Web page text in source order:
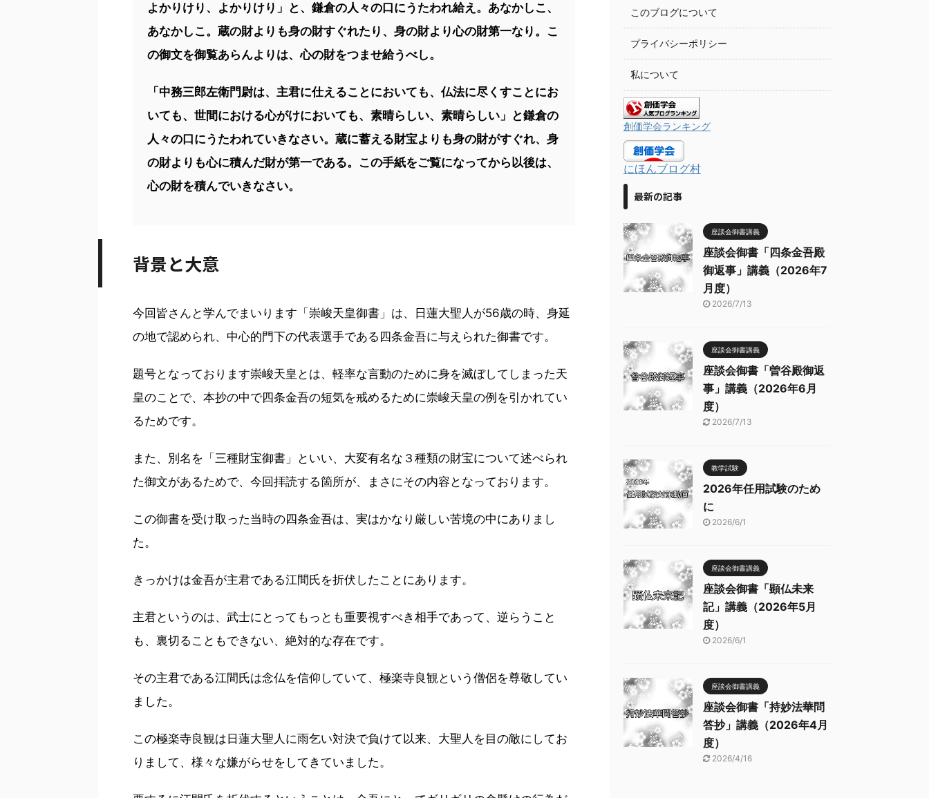
よかりけり、よかりけり」と、鎌倉の人々の口にうたわれ給え。あなかしこ、
あなかしこ。蔵の財よりも身の財すぐれたり、身の財より心の財第一なり。こ
の御文を御覧あらんよりは、心の財をつませ給うべし。
「中務三郎左衛門尉は、主君に仕えることにおいても、仏法に尽くすことにお
いても、世間における心がけにおいても、素晴らしい、素晴らしい」と鎌倉の
人々の口にうたわれていきなさい。蔵に蓄える財宝よりも身の財がすぐれ、身
の財よりも心に積んだ財が第一である。この手紙をご覧になってから以後は、
心の財を積んでいきなさい。
背景と大意
今回皆さんと学んでまいります「崇峻天皇御書」は、日蓮大聖人が56歳の時、身延
の地で認められ、中心的門下の代表選手である四条金吾に与えられた御書です。
​​題号となっております崇峻天皇とは、軽率な言動のために身を滅ぼしてしまった天
皇のことで、本抄の中で四条金吾の短気を戒めるために崇峻天皇の例を引かれてい
るためです。
また、別名を「三種財宝御書」といい、大変有名な３種類の財宝について述べられ
た御文があるためで、今回拝読する箇所が、まさにその内容となっております。
この御書を受け取った当時の四条金吾は、実はかなり厳しい苦境の中にありまし
た。
きっかけは金吾が主君である江間氏を折伏したことにあります。
主君というのは、武士にとってもっとも重要視すべき相手であって、逆らうこと
も、裏切ることもできない、絶対的な存在です。
その主君である江間氏は念仏を信仰していて、極楽寺良観という僧侶を尊敬してい
ました。
この極楽寺良観は日蓮大聖人に雨乞い対決で負けて以来、大聖人を目の敵にしてお
りまして、様々な嫌がらせをしてきていました。
このブログについて
プライバシーポリシー
私について
創価学会ランキング
にほんブログ村
最新の記事
座談会御書講義
座談会御書「四条金吾殿
御返事」講義（2026年7
月度）
2026/7/13
座談会御書講義
座談会御書「曽谷殿御返
事」講義（2026年6月
度）
2026/7/13
教学試験
2026年任用試験のため
に
2026/6/1
座談会御書講義
座談会御書「顕仏未来
記」講義（2026年5月
度）
2026/6/1
座談会御書講義
座談会御書「持妙法華問
答抄」講義（2026年4月
度）
2026/4/16